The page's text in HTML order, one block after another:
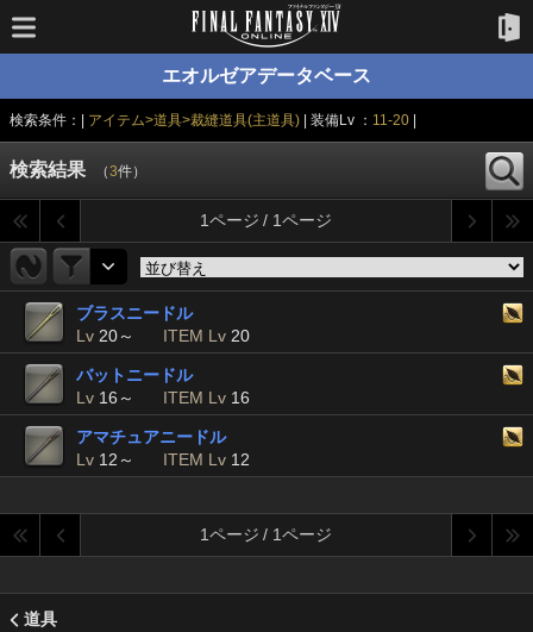
エオルゼアデータベース
検索条件：| アイテム>道具>裁縫道具(主道具) | 装備Lv ： 11-20
検索結果 （3件）
1ページ / 1ページ
ブラスニードル
Lv 20～ ITEM Lv 20
バットニードル
Lv 16～ ITEM Lv 16
アマチュアニードル
Lv 12～ ITEM Lv 12
1ページ / 1ページ
道具